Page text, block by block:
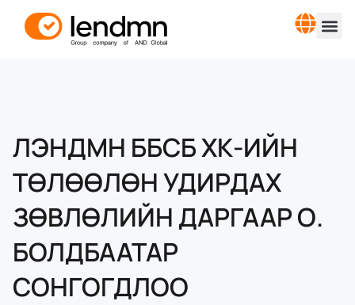
ЛЭНДМН ББСБ ХК-ИЙН
ТӨЛӨӨЛӨН УДИРДАХ
ЗӨВЛӨЛИЙН ДАРГААР О.
БОЛДБААТАР
СОНГОГДЛОО